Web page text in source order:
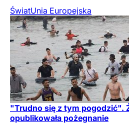
ŚwiatUnia Europejska
"Trudno się z tym pogodzić".
opublikowała pożegnanie